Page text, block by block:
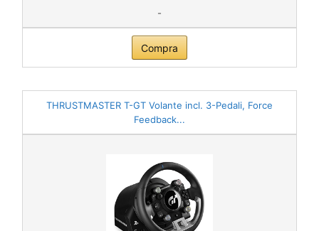
-
Compra
THRUSTMASTER T-GT Volante incl. 3-Pedali, Force
Feedback...